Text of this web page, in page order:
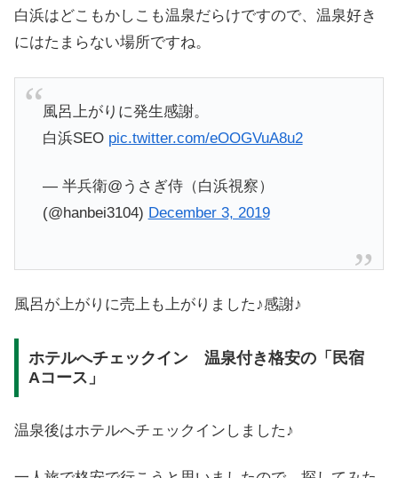
白浜はどこもかしこも温泉だらけですので、温泉好き
にはたまらない場所ですね。
風呂上がりに発生感謝。
白浜SEO pic.twitter.com/eOOGVuA8u2
— 半兵衛@うさぎ侍（白浜視察）
(@hanbei3104) December 3, 2019
風呂が上がりに売上も上がりました♪感謝♪
ホテルへチェックイン 温泉付き格安の「民宿
Aコース」
温泉後はホテルへチェックインしました♪